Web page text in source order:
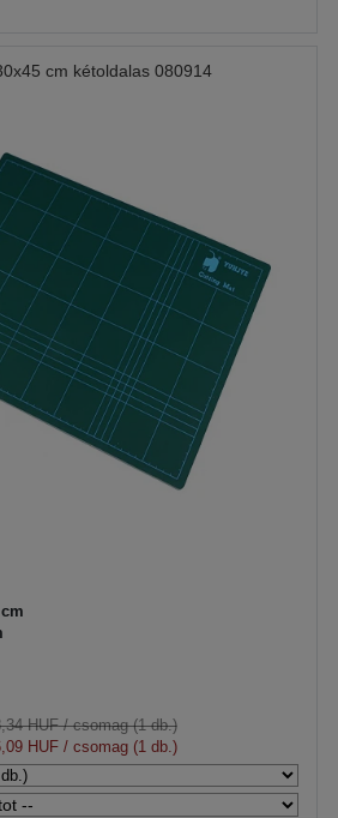
cm kétoldalas 080914
HUF/ csomag (1 db.)
HUF/ csomag (1 db.)